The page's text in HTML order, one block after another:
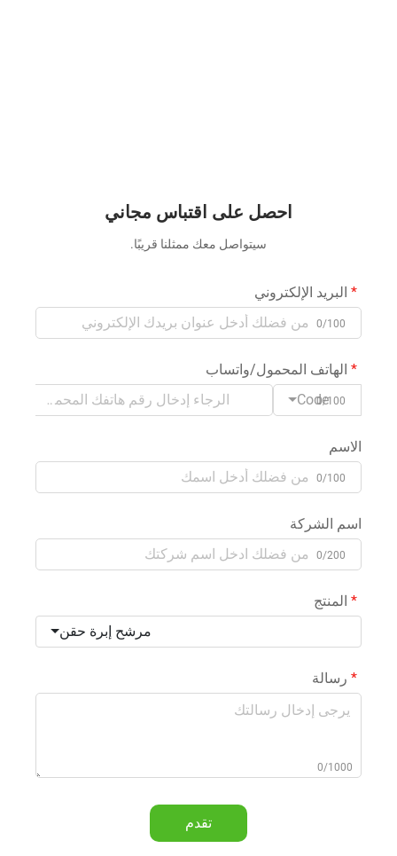
احصل على اقتباس مجاني
سيتواصل معك ممثلنا قريبًا.
البريد الإلكتروني
0/100
الهاتف المحمول/واتساب
Code0/100
الاسم
0/100
اسم الشركة
0/200
المنتج
مرشح إبرة حقن
رسالة
0/1000
تقدم